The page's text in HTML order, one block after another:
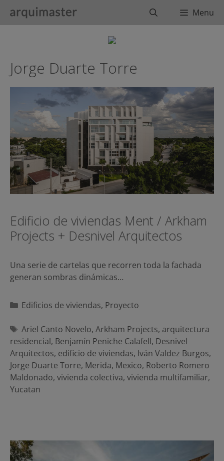
BuscarMenu
Jorge Duarte Torre
Edificio de viviendas Ment / Arkham
Projects + Desnivel Arquitectos
Una serie de cartelas que recorren toda la fachada
generan sombras dinámicas…
Categorías
Edificios de viviendas, Proyecto
Etiquetas
Ariel Canto Novelo, Arkham Projects, arquitectura
residencial, Benjamín Peniche Calafell, Desnivel
Arquitectos, edificio de viviendas, Iván Valdez Burgos,
Jorge Duarte Torre, Merida, Mexico, Roberto Romero
Maldonado, vivienda colectiva, vivienda multifamiliar,
Yucatan